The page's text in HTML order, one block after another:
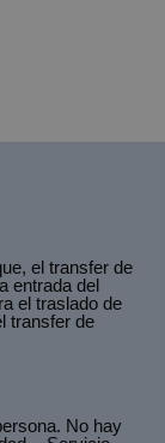
el transfer de
entrada del
el traslado de
transfer de
No hay